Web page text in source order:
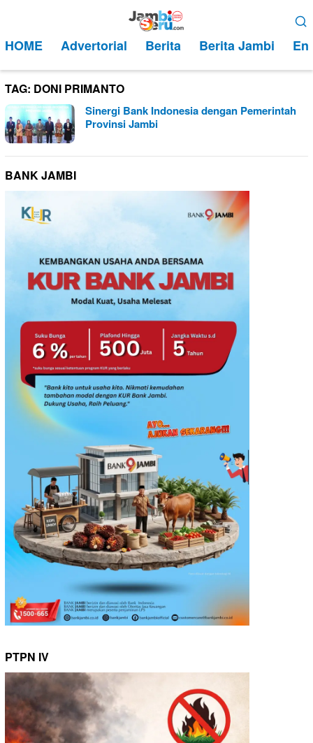
kontenMobile
HOME Advertorial Berita Berita Jambi
TAG: DONI PRIMANTO
Sinergi Bank Indonesia dengan Pemerintah
Provinsi Jambi
BANK JAMBI
PTPN IV